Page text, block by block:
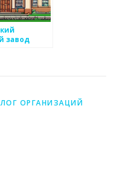
завод
ОРГАНИЗАЦИЙ